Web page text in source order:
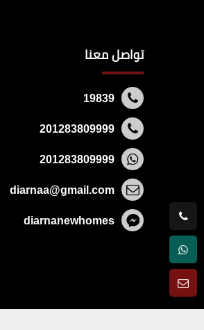
تواصل معنا
19839
201283809999
201283809999
diarnaa@gmail.com
diarnanewhomes